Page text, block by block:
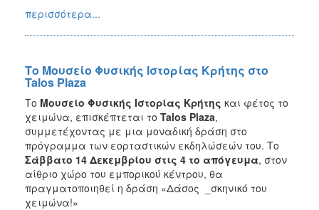
περισσότερα...
Το Μουσείο Φυσικής Ιστορίας Κρήτης στο
Talos Plaza
Το Μουσείο Φυσικής Ιστορίας Κρήτης και φέτος το
χειμώνα, επισκέπτεται το Talos Plaza,
συμμετέχοντας με μια μοναδική δράση στο
πρόγραμμα των εορταστικών εκδηλώσεών του. Το
Σάββατο 14 Δεκεμβρίου στις 4 το απόγευμα, στον
αίθριο χώρο του εμπορικού κέντρου, θα
πραγματοποιηθεί η δράση «Δάσος _σκηνικό του
χειμώνα!»